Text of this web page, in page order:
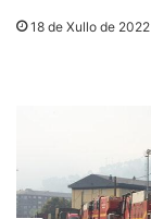
18 de Xullo de 2022